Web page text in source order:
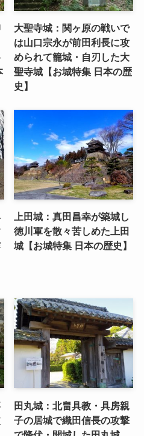
大聖寺城：関ヶ原の戦いで
は山口宗永が前田利長に攻
められて籠城・自刃した大
聖寺城【お城特集 日本の歴
史】
上田城：真田昌幸が築城し
徳川軍を散々苦しめた上田
城【お城特集 日本の歴史】
田丸城：北畠具教・具房親
子の居城で織田信長の攻撃